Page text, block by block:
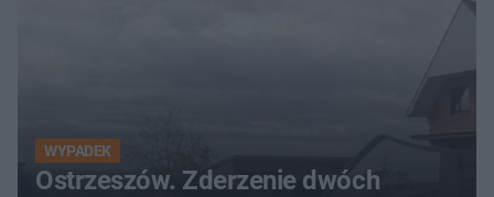
WYPADEK
Ostrzeszów. Zderzenie dwóch